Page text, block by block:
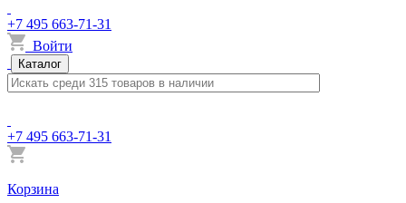
+7 495 663-71-31
Войти
Каталог
+7 495 663-71-31
Корзина